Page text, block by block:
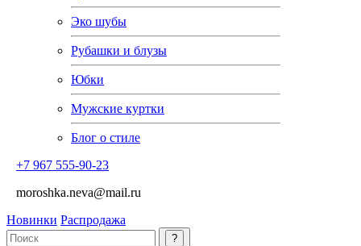
Эко шубы
Рубашки и блузы
Юбки
Мужские куртки
Блог о стиле
+7 967 555-90-23
moroshka.neva@mail.ru
Новинки Распродажа